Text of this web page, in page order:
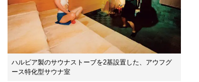
ハルビア製のサウナストーブを2基設置した、アウフグ
ース特化型サウナ室